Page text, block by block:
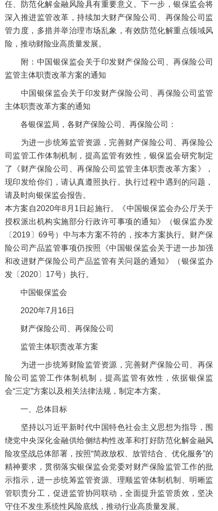
任、防范化解金融风险具有重要意义。下一步，银保监会将
深入推进监管改革，持续加大财产保险公司、再保险公司监
管力度，多措并举治理市场乱象，有效防范化解重点领域风
险，推动财险业高质量发展。
附：中国银保监会关于印发财产保险公司、再保险公司
监管主体职责改革方案的通知
中国银保监会关于印发财产保险公司、再保险公司监管
主体职责改革方案的通知
各银保监局，各财产保险公司、再保险公司：
为进一步统筹监管资源，完善财产保险公司、再保险公
司监管工作体制机制，提高监管有效性，银保监会研究制定
了《财产保险公司、再保险公司监管主体职责改革方案》，
现印发给你们，请认真遵照执行。执行过程中遇到的问题，
请及时向银保监会报告。
本方案自2020年8月1日起施行。《中国银保监会办公厅关于
授权派出机构实施部分行政许可事项的通知》（银保监办发
〔2019〕69号）中与本方案不符的，按本方案执行。财产保
险公司产品监管事项仍按照《中国银保监会关于进一步加强
和改进财产保险公司产品监管有关问题的通知》（银保监办
发〔2020〕17号）执行。
中国银保监会
2020年7月16日
财产保险公司、再保险公司
监管主体职责改革方案
为进一步统筹财险监管资源，完善财产保险公司、再保
险公司监管工作体制机制，提高监管有效性，依据银保监
会“三定”方案以及相关法律法规，制定本方案。
一、总体目标
坚持以习近平新时代中国特色社会主义思想为指导，围
绕党中央深化金融供给侧结构性改革和打好防范化解金融风
险攻坚战总体部署，按照“简政放权、放管结合、优化服务”的
精神要求，贯彻落实银保监会党委对财产保险监管工作的批
示指示，进一步统筹监管资源、理顺监管体制机制、明晰监
管职责分工，促进监管协同联动，全面提升监管质效，坚决
守住不发生系统性风险底线，推动行业高质量发展。